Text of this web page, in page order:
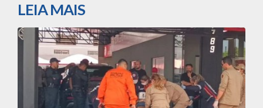
LEIA MAIS